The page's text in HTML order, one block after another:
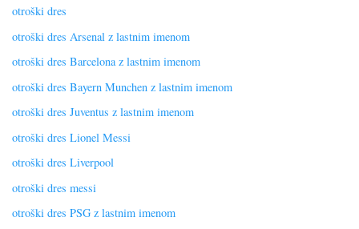
otroški dres
otroški dres Arsenal z lastnim imenom
otroški dres Barcelona z lastnim imenom
otroški dres Bayern Munchen z lastnim imenom
otroški dres Juventus z lastnim imenom
otroški dres Lionel Messi
otroški dres Liverpool
otroški dres messi
otroški dres PSG z lastnim imenom